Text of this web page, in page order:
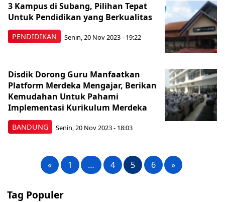
PENDIDIKAN
3 Kampus di Subang, Pilihan Tepat
Untuk Pendidikan yang Berkualitas
Senin, 20 Nov 2023 - 19:22
BANDUNG
Disdik Dorong Guru Manfaatkan
Platform Merdeka Mengajar, Berikan
Kemudahan Untuk Pahami
Implementasi Kurikulum Merdeka
Senin, 20 Nov 2023 - 18:03
« 1 … 4 5 6 »
Tag Populer